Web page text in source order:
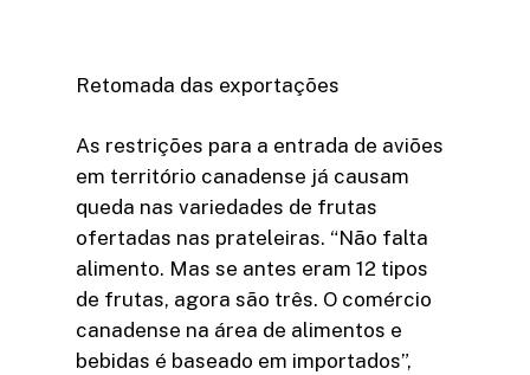
Retomada das exportações
As restrições para a entrada de aviões
em território canadense já causam
queda nas variedades de frutas
ofertadas nas prateleiras. “Não falta
alimento. Mas se antes eram 12 tipos
de frutas, agora são três. O comércio
canadense na área de alimentos e
bebidas é baseado em importados”,